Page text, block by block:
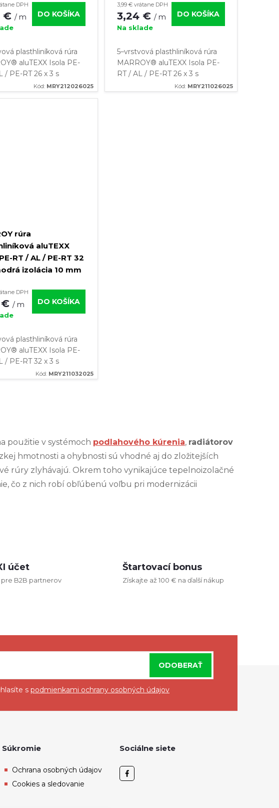
DPH
€ / m DO KOŠÍKA
plasthliníková rúra
aluTEXX Isola PE-
/ PE-RT 26 x 3 s
tepelnou izoláciou o
Kód: MRY212026025
3,99 € vrátane DPH
3,24 € / m
Na sklade
DO KOŠÍKA
5–vrstvová plasthliníková rúra
MARROY® aluTEXX Isola PE-
RT / AL / PE-RT 26 x 3 s
modrou tepelnou izoláciou o
Kód: MRY211026025
rúra
aluTEXX
RT / AL / PE-RT 32
izolácia 10 mm
DPH
€ / m DO KOŠÍKA
plasthliníková rúra
aluTEXX Isola PE-
/ PE-RT 32 x 3 s
tepelnou izoláciou o
Kód: MRY211032025
použitie v systémoch podlahového kúrenia, radiátorov
hmotnosti a ohybnosti sú vhodné aj do zložitejších
rúry zlyhávajú. Okrem toho vynikajúce tepelnoizolačné
čo z nich robí obľúbenú voľbu pri modernizácii
účet
B2B partnerov
Štartovací bonus
Získajte až 100 € na ďalší nákup
s podmienkami ochrany osobných údajov
ODOBERAŤ
Súkromie
Ochrana osobných údajov
Cookies a sledovanie
Sociálne siete